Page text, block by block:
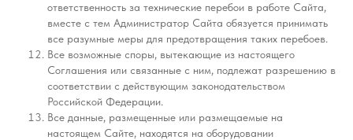
ответственность за технические перебои в работе Сайта,
вместе с тем Администратор Сайта обязуется принимать
все разумные меры для предотвращения таких перебоев.
Все возможные споры, вытекающие из настоящего
Соглашения или связанные с ним, подлежат разрешению в
соответствии с действующим законодательством
Российской Федерации.
Все данные, размещенные или размещаемые на
настоящем Сайте, находятся на оборудовании
Все права защищены.
ИНН 7709957882
ОКВЭД 70.22, 62.01, 62.02,
26520 в реестре
аккредитованных организаций,
в области информационных
технологий
info@profpartnership.ru
125047, Москва, 4-ый Лесной
пер., д. 4, БЦ White Stone, 5 эт.